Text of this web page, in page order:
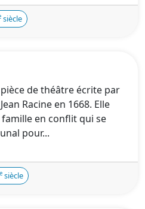
siècle
de théâtre écrite par
Racine en 1668. Elle
en conflit qui se
pour...
e siècle